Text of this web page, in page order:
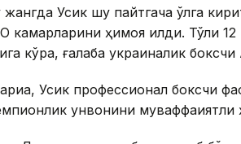
Усик шу пайтгача қўлга
камарларини ҳимоя қилди. Тўлиқ
кўра, ғалаба украиналик
Усик профессионал боксчи
унвонини муваффақиятли